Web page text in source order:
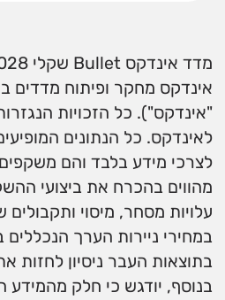
אינדקס מחקר ופיתוח מדדים
"אינדקס"). כל הזכויות
לאינדקס. כל הנתונים
לצרכי מידע בלבד והם
מהווים בהכרח את ביצועי
עלויות מסחר, מיסוי ותקבולים
במחירי ניירות הערך
בתוצאות העבר ניסיון לחזות
בנוסף, יודגש כי חלק מהמידע